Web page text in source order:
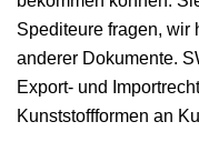
Spediteure fragen, wir
anderer Dokumente.
Export- und
Kunststoffformen an